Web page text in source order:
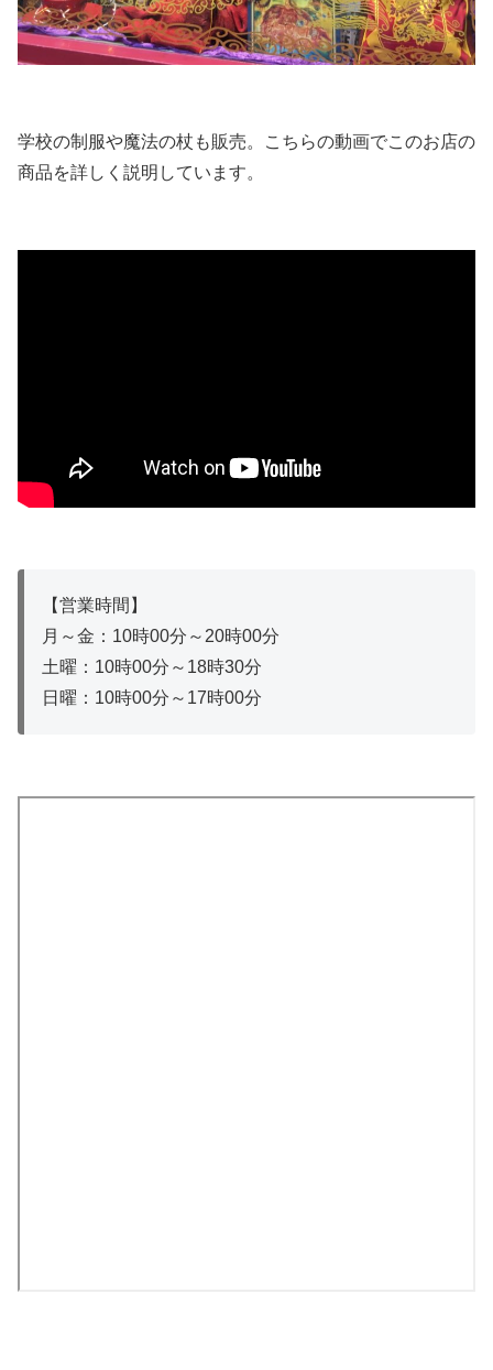
学校の制服や魔法の杖も販売。こちらの動画でこのお店の
商品を詳しく説明しています。
【営業時間】
月～金：10時00分～20時00分
土曜：10時00分～18時30分
日曜：10時00分～17時00分